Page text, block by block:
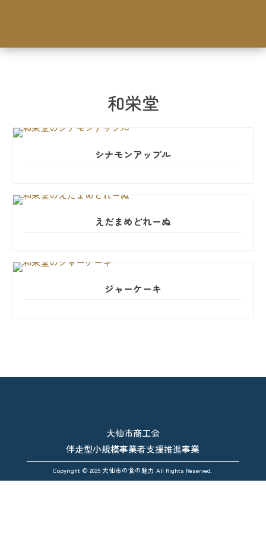
和栄堂
シナモンアップル
えだまめどれーぬ
ジャーケーキ
大仙市商工会
伴走型小規模事業者支援推進事業
Copyright © 2025 大仙市の食の魅力 All Rights Reserved.